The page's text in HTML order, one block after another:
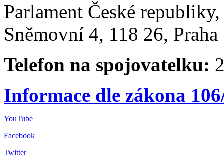
Parlament České
Sněmovní 4, 118 26,
Telefon na spojovatelku:
Informace dle zákona
YouTube
Facebook
Twitter